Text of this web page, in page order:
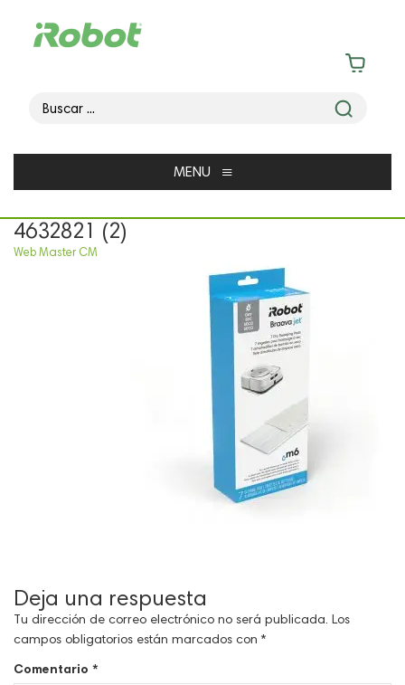
MENU ≡
4632821 (2)
Web Master CM
Deja una respuesta
Tu dirección de correo electrónico no será publicada. Los
campos obligatorios están marcados con *
Comentario *